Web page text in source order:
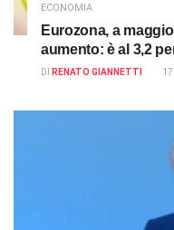
ECONOMIA
Eurozona, a
aumento: è al 3,2
DI RENATO GIANNETTI